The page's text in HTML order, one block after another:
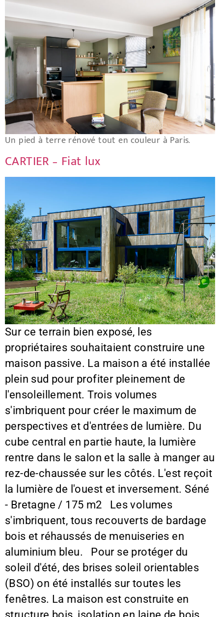
Un pied à terre rénové tout en couleur à Paris.
CARTIER – Fiat lux
Sur ce terrain bien exposé, les
propriétaires souhaitaient construire une
maison passive. La maison a été installée
plein sud pour profiter pleinement de
l'ensoleillement. Trois volumes
s'imbriquent pour créer le maximum de
perspectives et d'entrées de lumière. Du
cube central en partie haute, la lumière
rentre dans le salon et la salle à manger au
rez-de-chaussée sur les côtés. L'est reçoit
la lumière de l'ouest et inversement. Séné
- Bretagne / 175 m2 Les volumes
s'imbriquent, tous recouverts de bardage
bois et réhaussés de menuiseries en
aluminium bleu. Pour se protéger du
soleil d'été, des brises soleil orientables
(BSO) on été installés sur toutes les
fenêtres. La maison est construite en